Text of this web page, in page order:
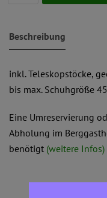
Beschreibung
inkl. Teleskopstöcke,
bis max. Schuhgröße
Eine Umreservierung
Abholung im
benötigt (weitere Infos)